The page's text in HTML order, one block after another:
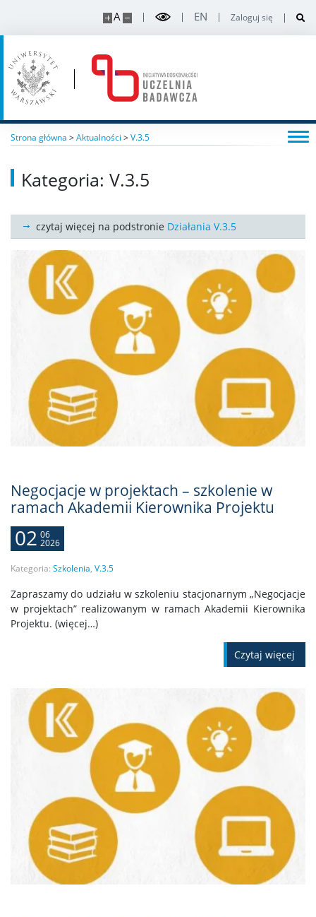
A EN Zaloguj się
Strona główna >Aktualności >V.3.5
Kategoria: V.3.5
czytaj więcej na podstronie Działania V.3.5
Negocjacje w projektach – szkolenie w
ramach Akademii Kierownika Projektu
02 06
2026
Kategoria: Szkolenia, V.3.5
Zapraszamy do udziału w szkoleniu stacjonarnym „Negocjacje
w projektach” realizowanym w ramach Akademii Kierownika
Projektu. (więcej…)
Czytaj więcej